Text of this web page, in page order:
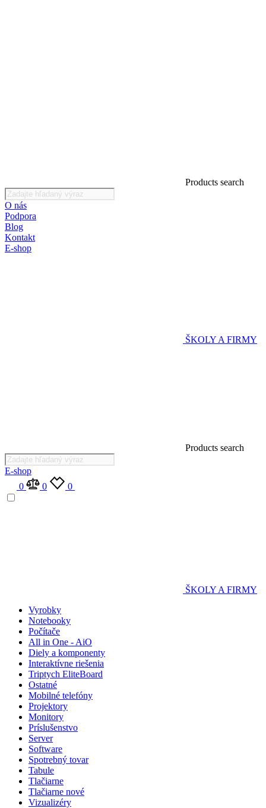
Products search
O nás
Podpora
Blog
Kontakt
E-shop
ŠKOLY A FIRMY
Products search
E-shop
0
0 0
ŠKOLY A FIRMY
Vyrobky
Notebooky
Počítače
All in One - AiO
Diely a komponenty
Interaktívne riešenia
Triptych EliteBoard
Ostatné
Mobilné telefóny
Projektory
Monitory
Príslušenstvo
Server
Software
Spotrebný tovar
Tabule
Tlačiarne
Tlačiarne nové
Vizualizéry